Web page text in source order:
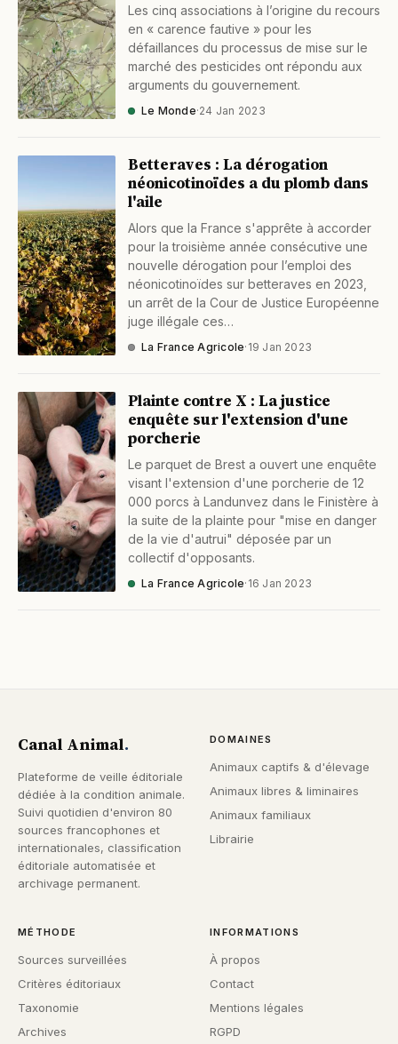
Les cinq associations à l’origine du recours
en « carence fautive » pour les
défaillances du processus de mise sur le
marché des pesticides ont répondu aux
arguments du gouvernement.
Le Monde·24 Jan 2023
Betteraves : La dérogation
néonicotinoïdes a du plomb dans
l'aile
Alors que la France s'apprête à accorder
pour la troisième année consécutive une
nouvelle dérogation pour l’emploi des
néonicotinoïdes sur betteraves en 2023,
un arrêt de la Cour de Justice Européenne
juge illégale ces…
La France Agricole· 19 Jan 2023
Plainte contre X : La justice
enquête sur l'extension d'une
porcherie
Le parquet de Brest a ouvert une enquête
visant l'extension d'une porcherie de 12
000 porcs à Landunvez dans le Finistère à
la suite de la plainte pour "mise en danger
de la vie d'autrui" déposée par un
collectif d'opposants.
La France Agricole· 16 Jan 2023
Canal Animal.
Plateforme de veille éditoriale
dédiée à la condition animale.
Suivi quotidien d'environ 80
sources francophones et
internationales, classification
éditoriale automatisée et
archivage permanent.
DOMAINES
Animaux captifs & d'élevage
Animaux libres & liminaires
Animaux familiaux
Librairie
MÉTHODE
Sources surveillées
Critères éditoriaux
Taxonomie
Archives
INFORMATIONS
À propos
Contact
Mentions légales
RGPD